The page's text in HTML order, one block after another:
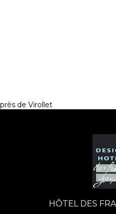
près de Virollet
HÔTEL DES